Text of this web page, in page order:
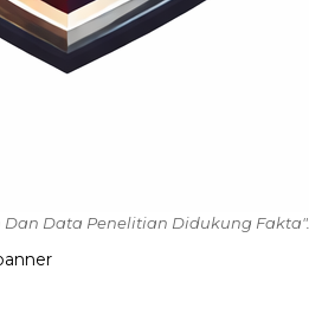
Data Penelitian Didukung Fakta".